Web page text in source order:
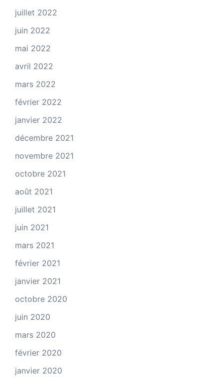
juillet 2022
juin 2022
mai 2022
avril 2022
mars 2022
février 2022
janvier 2022
décembre 2021
novembre 2021
octobre 2021
août 2021
juillet 2021
juin 2021
mars 2021
février 2021
janvier 2021
octobre 2020
juin 2020
mars 2020
février 2020
janvier 2020